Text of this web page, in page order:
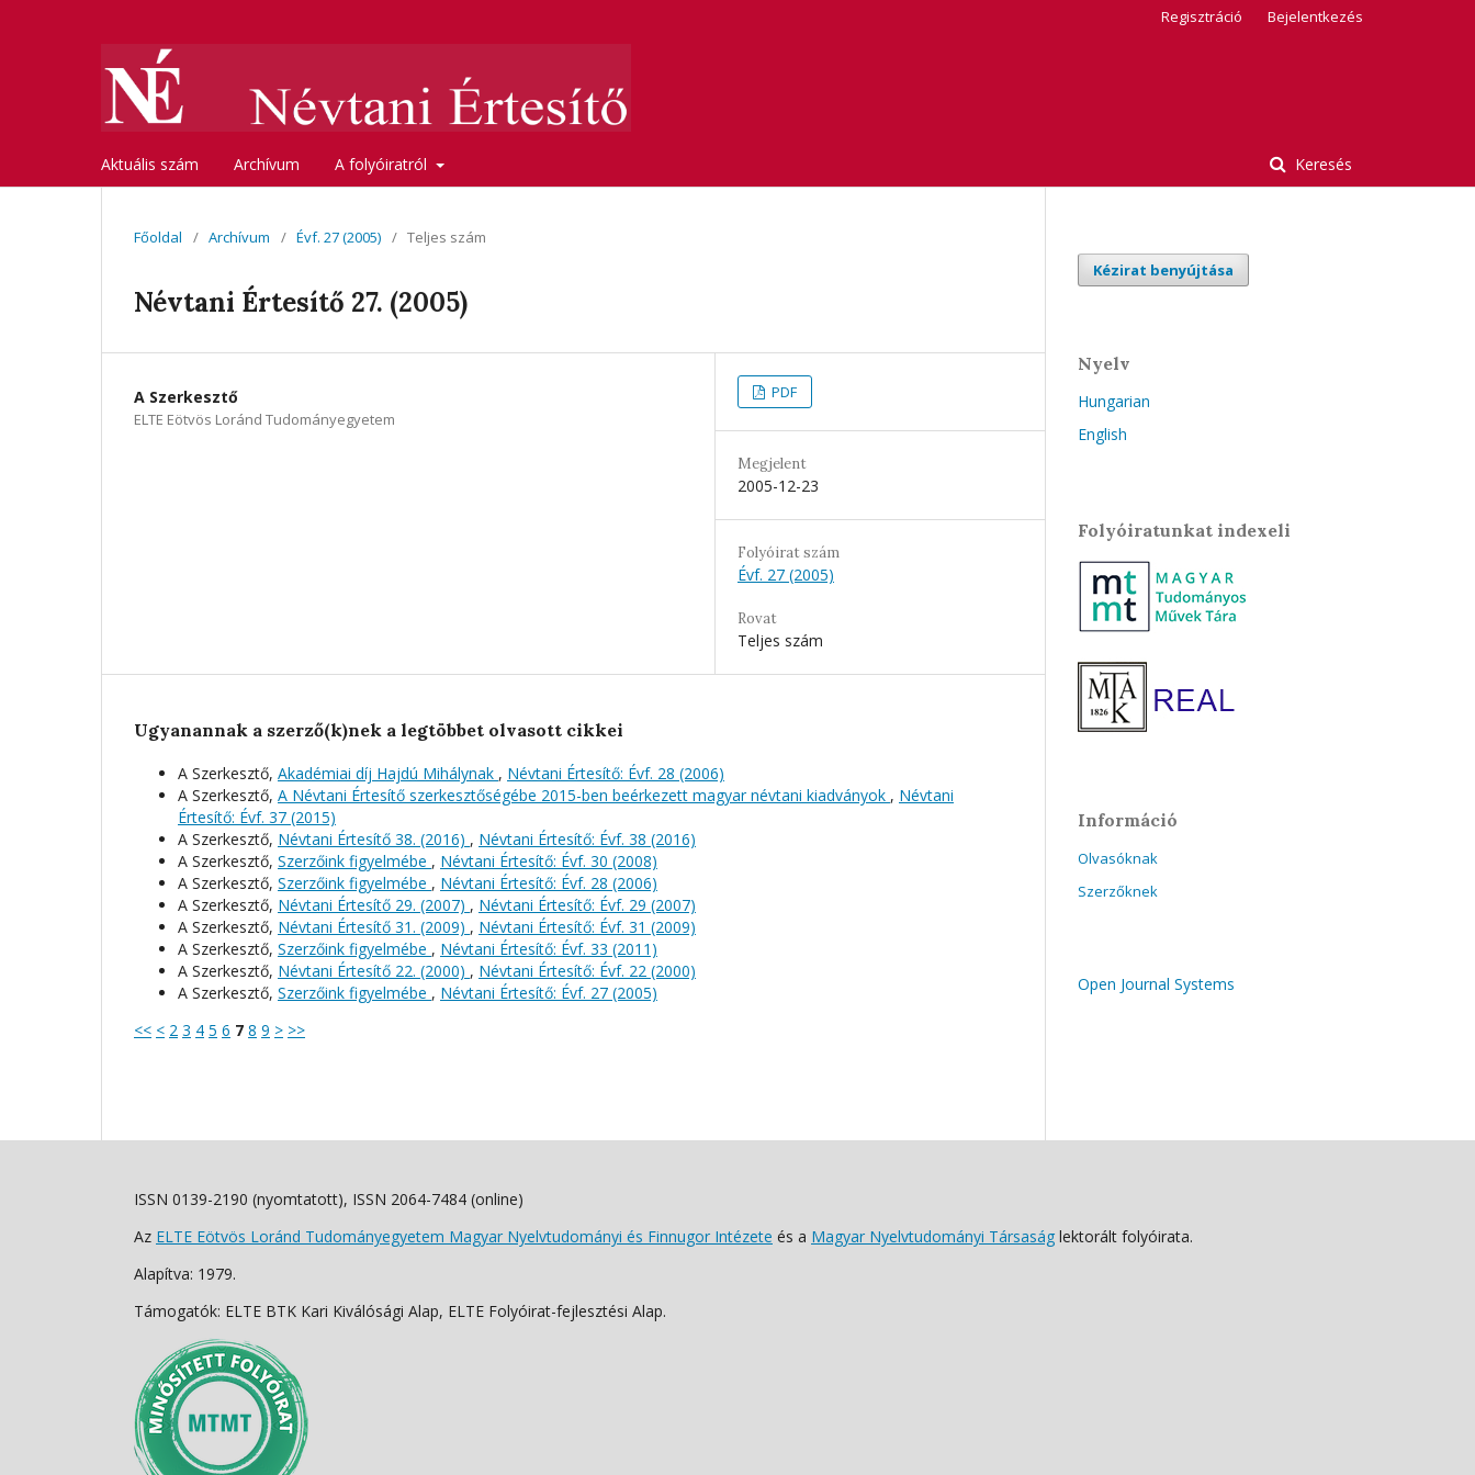
Aktuális szám Archívum A folyóiratról Keresés
Regisztráció Bejelentkezés
Főoldal / Archívum / Évf. 27 (2005) / Teljes szám
Névtani Értesítő 27. (2005)
A Szerkesztő
ELTE Eötvös Loránd Tudományegyetem
PDF
Megjelent
2005-12-23
Folyóirat szám
Évf. 27 (2005)
Rovat
Teljes szám
Ugyanannak a szerző(k)nek a legtöbbet olvasott cikkei
A Szerkesztő, Akadémiai díj Hajdú Mihálynak , Névtani Értesítő: Évf. 28 (2006)
A Szerkesztő, A Névtani Értesítő szerkesztőségébe 2015-ben beérkezett magyar névtani kiadványok , Névtani
Értesítő: Évf. 37 (2015)
A Szerkesztő, Névtani Értesítő 38. (2016) , Névtani Értesítő: Évf. 38 (2016)
A Szerkesztő, Szerzőink figyelmébe , Névtani Értesítő: Évf. 30 (2008)
A Szerkesztő, Szerzőink figyelmébe , Névtani Értesítő: Évf. 28 (2006)
A Szerkesztő, Névtani Értesítő 29. (2007) , Névtani Értesítő: Évf. 29 (2007)
A Szerkesztő, Névtani Értesítő 31. (2009) , Névtani Értesítő: Évf. 31 (2009)
A Szerkesztő, Szerzőink figyelmébe , Névtani Értesítő: Évf. 33 (2011)
A Szerkesztő, Névtani Értesítő 22. (2000) , Névtani Értesítő: Évf. 22 (2000)
A Szerkesztő, Szerzőink figyelmébe , Névtani Értesítő: Évf. 27 (2005)
<< < 2 3 4 5 6 7 8 9 > >>
Kézirat benyújtása
Nyelv
Hungarian
English
Folyóiratunkat indexeli
Információ
Olvasóknak
Szerzőknek
Open Journal Systems
ISSN 0139-2190 (nyomtatott), ISSN 2064-7484 (online)
Az ELTE Eötvös Loránd Tudományegyetem Magyar Nyelvtudományi és Finnugor Intézete és a Magyar Nyelvtudományi Társaság lektorált folyóirata.
Alapítva: 1979.
Támogatók: ELTE BTK Kari Kiválósági Alap, ELTE Folyóirat-fejlesztési Alap.